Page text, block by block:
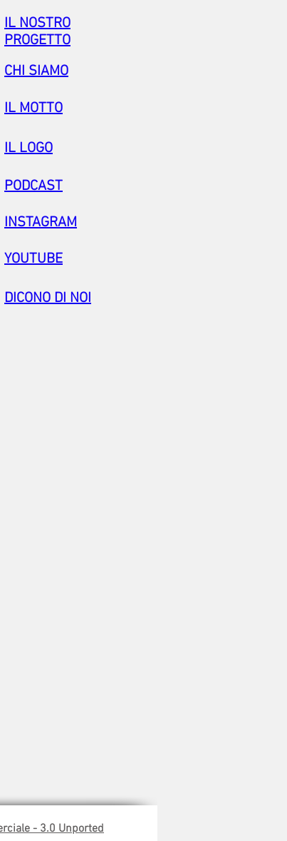
IL NOSTRO
PROGETTO
CHI SIAMO
IL MOTTO
IL LOGO
PODCAST
INSTAGRAM
YOUTUBE
DICONO DI NOI
-3.0Unported